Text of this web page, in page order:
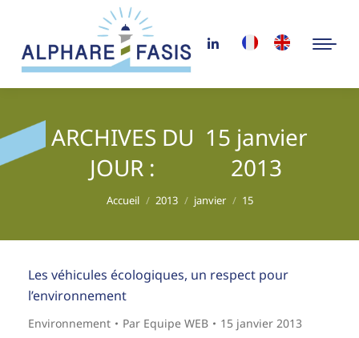
ARCHIVES DU
JOUR :
15 janvier
2013
Vous êtes ici :
Accueil 2013 janvier 15
Les véhicules écologiques, un respect pour
l’environnement
Environnement Par Equipe WEB 15 janvier 2013